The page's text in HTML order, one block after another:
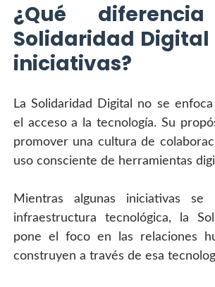
¿Qué
Solidaridad
iniciativas?
La Solidaridad Digital no se
el acceso a la tecnología. Su
promover una cultura de
uso consciente de herramientas
Mientras algunas iniciativas
infraestructura tecnológica, la
pone el foco en las relaciones
construyen a través de esa